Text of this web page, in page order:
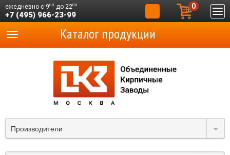
ежедневно с 900 до 2200
+7 (495) 966-23-99
0
Производители
Каталог продукции